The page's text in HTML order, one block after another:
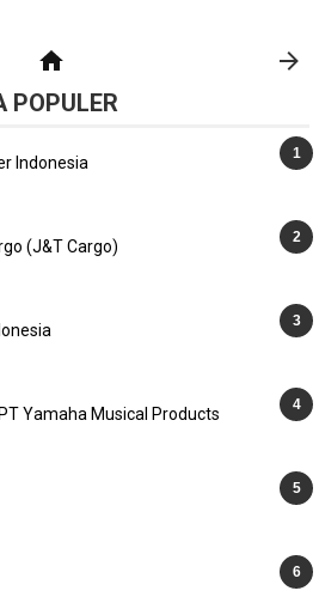
POPULER
Indonesia
(J&T Cargo)
Yamaha Musical Products